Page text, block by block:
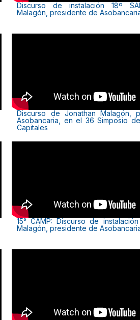
Discurso de instalación 18º
Malagón, presidente de
Discurso de Jonathan Malagón,
Asobancaria, en el 36 Simposio
Capitales
15° CAMP: Discurso de
Malagón, presidente de